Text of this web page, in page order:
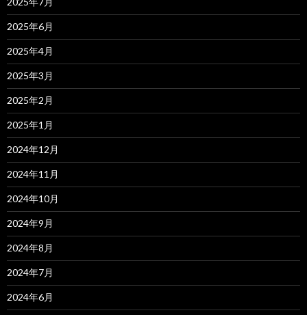
2025年6月
2025年4月
2025年3月
2025年2月
2025年1月
2024年12月
2024年11月
2024年10月
2024年9月
2024年8月
2024年7月
2024年6月